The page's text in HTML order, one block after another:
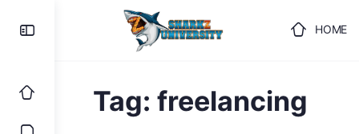
HOME
Tag: freelancing